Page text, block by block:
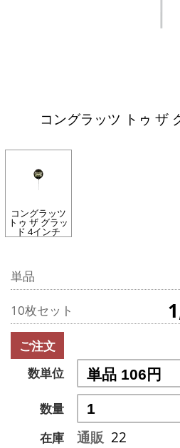
コングラッツ トゥ ザ
コングラッツ
トゥ ザ グラッ
ド 4インチ
単品
10枚セット
ご注文
数単位
数量
在庫
通販 22